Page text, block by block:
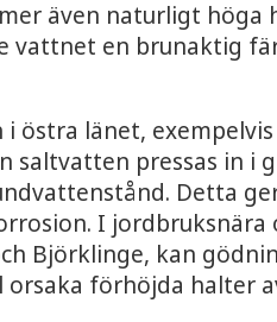
även naturligt höga
vattnet en brunaktig
i östra länet,
saltvatten pressas in i
Detta
I jordbruksnära
Björklinge, kan
orsaka förhöjda halter